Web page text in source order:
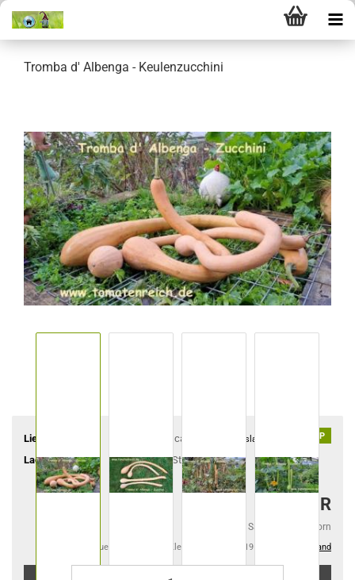
Tromba d' Albenga - Keulenzucchini
TOP
Lieferzeit: ca. 4-6 Tage (Ausland abweichend)
Lagerbestand: 2Stück
2,60 EUR
2,60 EUR pro Samentüte 10 Korn
Kein Steuerausweis gem. Kleinuntern.-Reg. §19 UStG zzgl. Versand